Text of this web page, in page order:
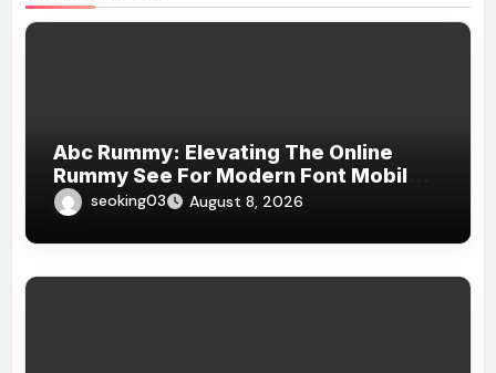
Abc Rummy: Elevating The Online
Rummy See For Modern Font Mobile
Players
seoking03 August 8, 2026